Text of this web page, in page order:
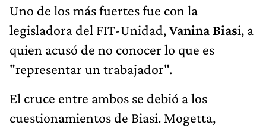
Uno de los más fuertes fue con la
legisladora del FIT-Unidad,Vanina Biasi, a
quien acusó de no conocer lo que es
"representar un trabajador".
El cruce entre ambos se debió a los
cuestionamientos de Biasi. Mogetta,